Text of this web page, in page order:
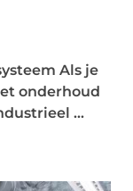
Als je
onderhoud
...